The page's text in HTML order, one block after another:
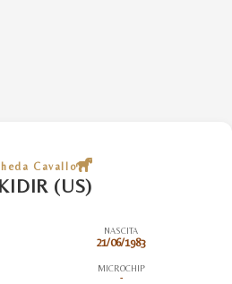
Cavallo
(US)
NASCITA
21/06/1983
MICROCHIP
-